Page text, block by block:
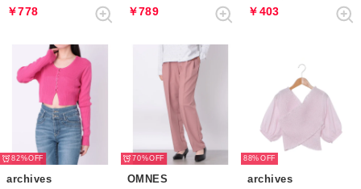
￥778 ￥789 ￥403
82%
archives
70%
OMNES
88%
archives